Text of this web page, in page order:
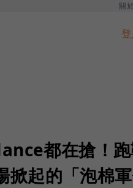
關
登
都在搶！
掀起的「泡棉